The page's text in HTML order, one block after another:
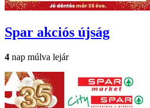
Spar akciós újság
4 nap múlva lejár